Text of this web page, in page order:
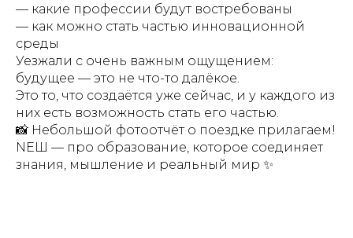
— какие профессии будут востребованы
— как можно стать частью инновационной
среды
Уезжали с очень важным ощущением:
будущее — это не что-то далёкое.
Это то, что создаётся уже сейчас, и у каждого из
них есть возможность стать его частью.
📸 Небольшой фотоотчёт о поездке прилагаем!
NEШ — про образование, которое соединяет
знания, мышление и реальный мир ✨